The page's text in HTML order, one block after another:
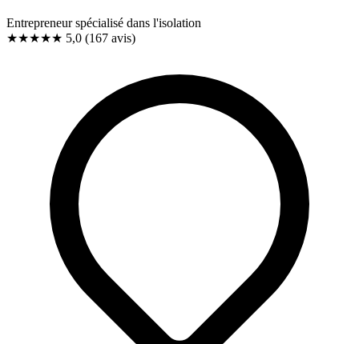
Entrepreneur spécialisé dans l'isolation
★★★★★ 5,0 (167 avis)